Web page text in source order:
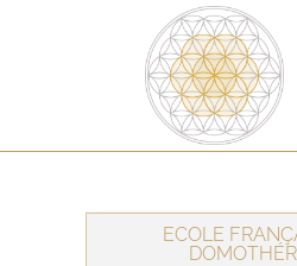
ECOLE